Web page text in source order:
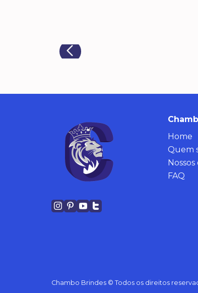
Home
Quem
FAQ
Chambo Brindes © Todos os direitos